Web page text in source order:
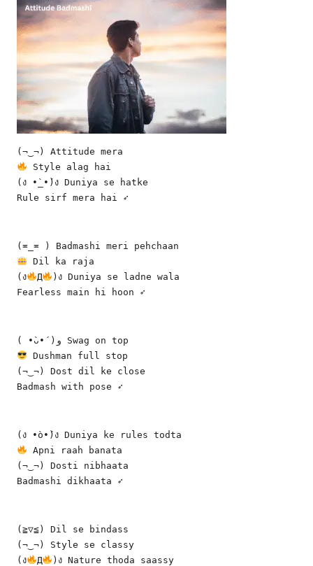
(¬‿¬) Attitude mera
Style alag hai
(ง •̀_•́)ง Duniya se hatke
Rule sirf mera hai ➶
(≖_≖ ) Badmashi meri pehchaan
Dil ka raja
(ง
Д
)ง Duniya se ladne wala
Fearless main hi hoon ➶
( •̀ᴗ•́ )و Swag on top
Dushman full stop
(¬‿¬) Dost dil ke close
Badmash with pose ➶
(ง •̀o•́)ง Duniya ke rules todta
Apni raah banata
(¬‿¬) Dosti nibhaata
Badmashi dikhaata ➶
(≧▽≦) Dil se bindass
(¬‿¬) Style se classy
(ง
Д
)ง Nature thoda saassy